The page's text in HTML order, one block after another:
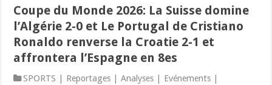
Coupe du Monde 2026: La Suisse domine
l’Algérie 2-0 et Le Portugal de Cristiano
Ronaldo renverse la Croatie 2-1 et
affrontera l’Espagne en 8es
SPORTS | Reportages | Analyses | Evénements |